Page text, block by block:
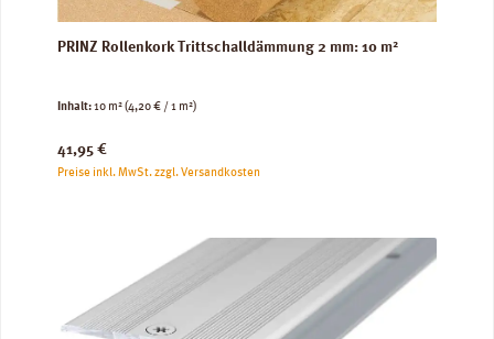
PRINZ Rollenkork Trittschalldämmung 2 mm: 10 m²
Inhalt:10 m²(4,20 € / 1 m²)
Regulärer Preis:
41,95 €
Preise inkl. MwSt. zzgl. Versandkosten